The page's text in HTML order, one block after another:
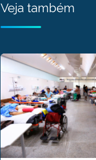
Veja também